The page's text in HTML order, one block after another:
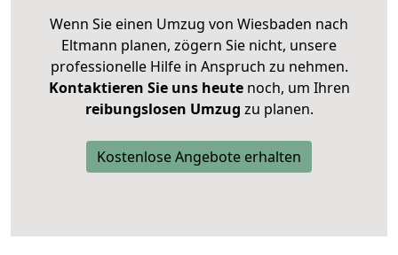
Wenn Sie einen Umzug von Wiesbaden nach
Eltmann planen, zögern Sie nicht, unsere
professionelle Hilfe in Anspruch zu nehmen.
Kontaktieren Sie uns heutenoch, um Ihren
reibungslosen Umzug zu planen.
Kostenlose Angebote erhalten